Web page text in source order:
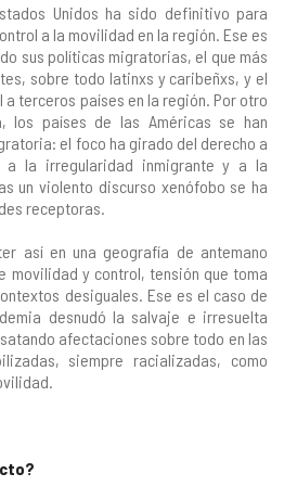
Unidos ha sido definitivo para
a la movilidad en la región. Ese es
sus políticas migratorias, el que más
sobre todo latinxs y caribeñxs, y el
terceros países en la región. Por otro
los países de las Américas se han
el foco ha girado del derecho a
a la irregularidad inmigrante y a la
un violento discurso xenófobo se ha
receptoras.
así en una geografía de antemano
movilidad y control, tensión que toma
desiguales. Ese es el caso de
desnudó la salvaje e irresuelta
afectaciones sobre todo en las
siempre racializadas, como